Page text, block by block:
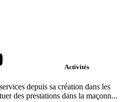
Activités
depuis sa création dans les
des prestations dans la maçonn...